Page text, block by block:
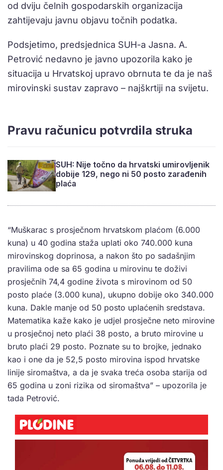
od dviju čelnih gospodarskih organizacija
zahtijevaju javnu objavu točnih podatka.
Podsjetimo, predsjednica SUH-a Jasna. A.
Petrović nedavno je javno upozorila kako je
situacija u Hrvatskoj upravo obrnuta te da je naš
mirovinski sustav zapravo – najškrtiji na svijetu.
Pravu računicu potvrdila struka
SUH: Nije točno da hrvatski umirovljenik
dobije 129, nego ni 50 posto zarađenih
plaća
“Muškarac s prosječnom hrvatskom plaćom (6.000
kuna) u 40 godina staža uplati oko 740.000 kuna
mirovinskog doprinosa, a nakon što po sadašnjim
pravilima ode sa 65 godina u mirovinu te doživi
prosječnih 74,4 godine života s mirovinom od 50
posto plaće (3.000 kuna), ukupno dobije oko 340.000
kuna. Dakle manje od 50 posto uplaćenih sredstava.
Matematika kaže kako je udjel prosječne neto mirovine
u prosječnoj neto plaći 38 posto, a bruto mirovine u
bruto plaći 29 posto. Poznate su to brojke, jednako
kao i one da je 52,5 posto mirovina ispod hrvatske
linije siromaštva, a da je svaka treća osoba starija od
65 godina u zoni rizika od siromaštva” – upozorila je
tada Petrović.